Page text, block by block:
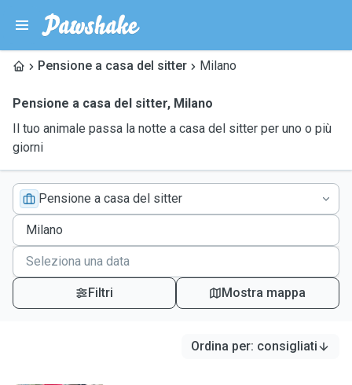
Pensione a casa del sitter Milano
Pensione a casa del sitter, Milano
Il tuo animale passa la notte a casa del sitter per uno o più
giorni
Pensione a casa del sitter
Filtri Mostra mappa
Ordina per: consigliati